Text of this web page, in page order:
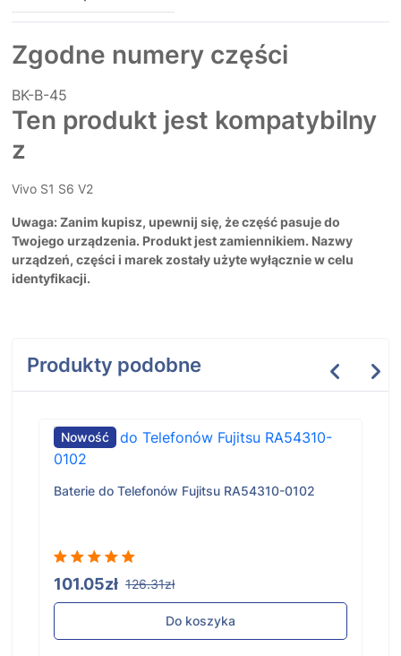
Zgodne numery części
BK-B-45
Ten produkt jest kompatybilny
z
Vivo S1 S6 V2
Uwaga: Zanim kupisz, upewnij się, że część pasuje do
Twojego urządzenia. Produkt jest zamiennikiem. Nazwy
urządzeń, części i marek zostały użyte wyłącznie w celu
identyfikacji.
Produkty podobne
Nowość
Baterie do Telefonów Fujitsu RA54310-0102
101.05zł 126.31zł
Do koszyka